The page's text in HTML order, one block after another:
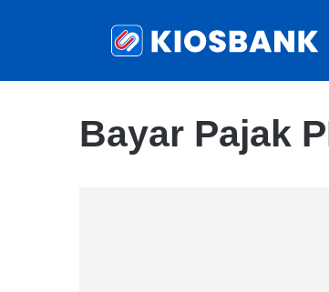
Bayar Pajak